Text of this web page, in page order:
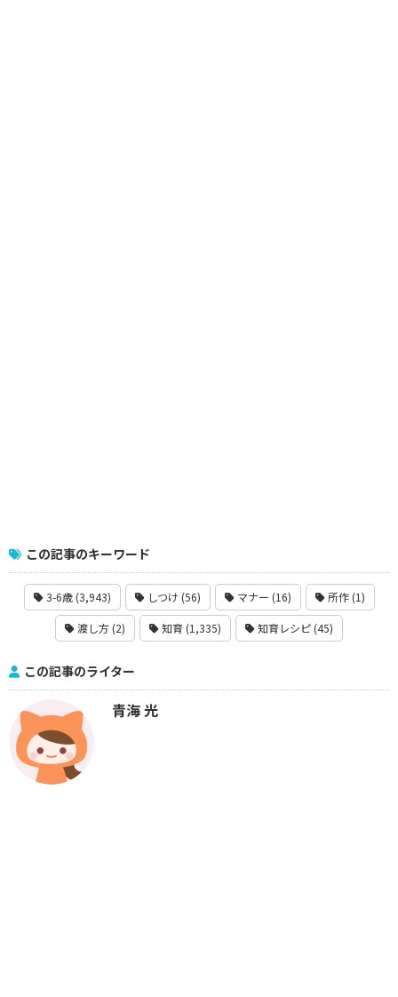
この記事のキーワード
3-6歳 (3,943) しつけ (56) マナー (16) 所作 (1)
渡し方 (2) 知育 (1,335) 知育レシピ (45)
この記事のライター
青海 光